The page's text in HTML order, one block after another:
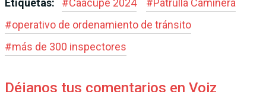
Etiquetas: #Caacupé 2024 #Patrulla Caminera
#operativo de ordenamiento de tránsito
#más de 300 inspectores
Déjanos tus comentarios en Voiz